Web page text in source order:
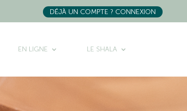
DÉJÀ UN COMPTE ? CONNEXION
EN LIGNE LE SHALA